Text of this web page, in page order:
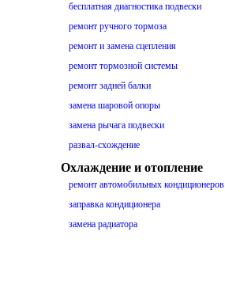
бесплатная диагностика подвески
ремонт ручного тормоза
ремонт и замена сцепления
ремонт тормозной системы
ремонт задней балки
замена шаровой опоры
замена рычага подвески
развал-схождение
Охлаждение и отопление
ремонт автомобильных кондиционеров
заправка кондиционера
замена радиатора